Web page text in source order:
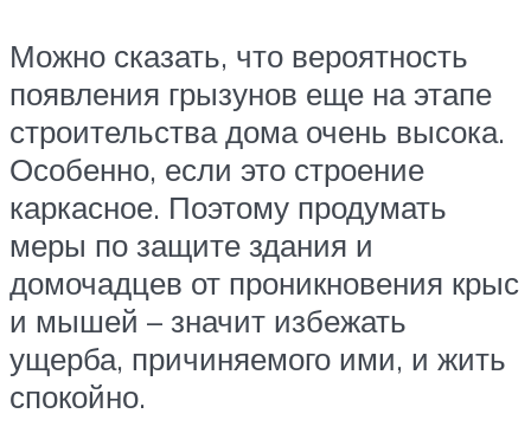
Можно сказать, что вероятность
появления грызунов еще на этапе
строительства дома очень высока.
Особенно, если это строение
каркасное. Поэтому продумать
меры по защите здания и
домочадцев от проникновения крыс
и мышей – значит избежать
ущерба, причиняемого ими, и жить
спокойно.